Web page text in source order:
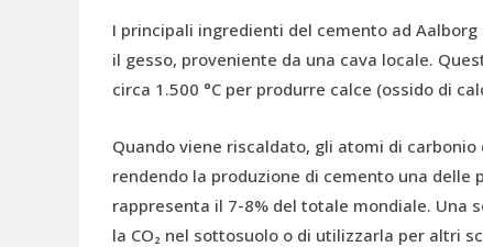
I principali ingredienti del cemento ad
il gesso, proveniente da una cava locale.
circa 1.500 °C per produrre calce (ossido di
Quando viene riscaldato, gli atomi di
rendendo la produzione di cemento una
rappresenta il 7-8% del totale mondiale. Una
la CO₂ nel sottosuolo o di utilizzarla per altri